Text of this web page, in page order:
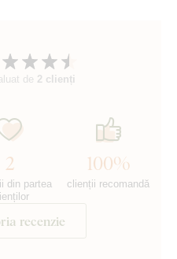
de 2 clienți
2
din partea
100%
clienții recomandă
recenzie